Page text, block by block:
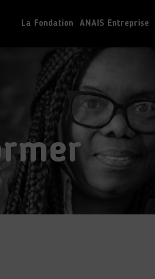
La Fondation ANAIS Entreprise